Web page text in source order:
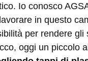
Io conosco
in questo
per rendere
oggi un piccolo